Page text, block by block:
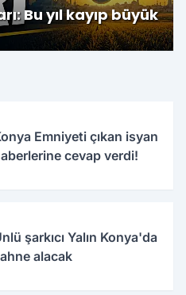
Bu yıl kayıp büyük
Emniyeti çıkan isyan
cevap verdi!
şarkıcı Yalın Konya'da
alacak